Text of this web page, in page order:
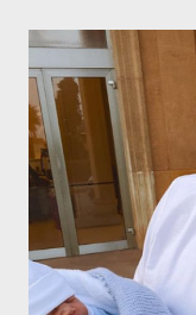
peluquería del
contaba detalles del
radio,en el programa
horas . Carolina y
Museu Marítim de
destacadas del
de comunicación, en
años peinando almas,